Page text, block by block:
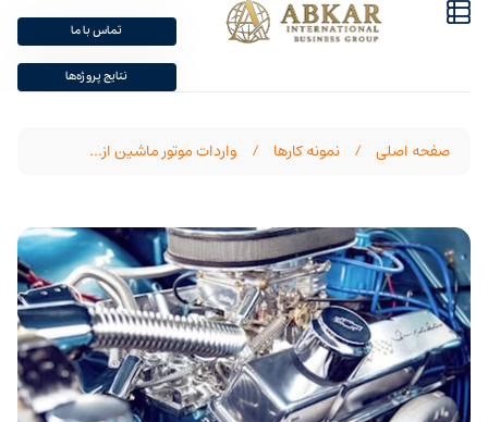
تماس با ما
نتایج پروژه‌ها
صفحه اصلی / نمونه‌ کارها / واردات موتور ماشین از...